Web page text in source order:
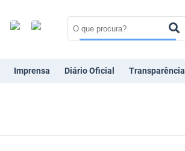
Imprensa Diário Oficial Transparência